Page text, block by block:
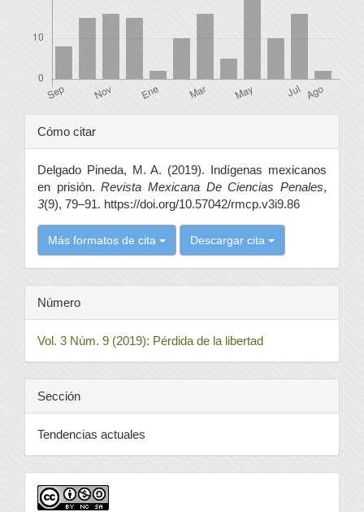
Detalles
del
artículo
Cómo citar
Delgado Pineda, M. A. (2019). Indígenas mexicanos
en prisión.Revista Mexicana De Ciencias Penales,
3(9), 79–91. https://doi.org/10.57042/rmcp.v3i9.86
Más formatos de cita Descargar cita
Número
Vol. 3 Núm. 9 (2019): Pérdida de la libertad
Sección
Tendencias actuales